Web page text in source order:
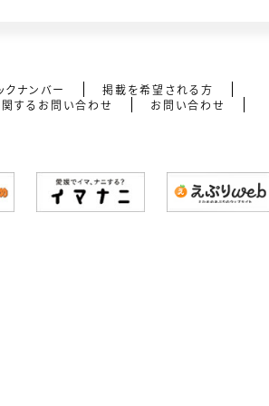
クナンバー
掲載を希望される方
するお問い合わせ
お問い合わせ